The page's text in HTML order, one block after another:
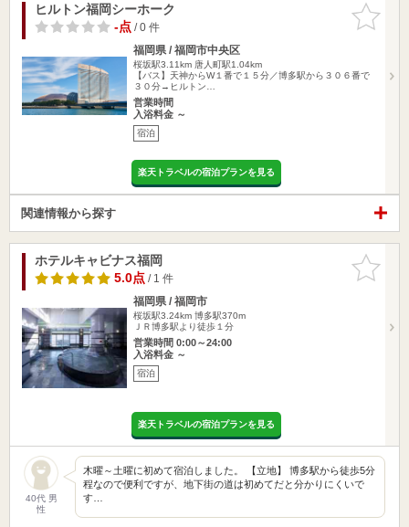
お気に入
りに追加
ヒルトン福岡シーホーク
-点/ 0 件
福岡県 / 福岡市中央区
桜坂駅3.11km 唐人町駅1.04km
【バス】天神からW１番で１５分／博多駅から３０６番で
３０分→ヒルトン…
営業時間
入浴料金 ～
宿泊
楽天トラベルの宿泊プランを見る
関連情報から探す
お気に入
りに追加
ホテルキャビナス福岡
5.0点/ 1 件
福岡県 / 福岡市
桜坂駅3.24km 博多駅370m
ＪＲ博多駅より徒歩１分
営業時間 0:00～24:00
入浴料金 ～
宿泊
楽天トラベルの宿泊プランを見る
40代 男
性
木曜～土曜に初めて宿泊しました。 【立地】 博多駅から徒歩5分
程なので便利ですが、地下街の道は初めてだと分かりにくいで
す…